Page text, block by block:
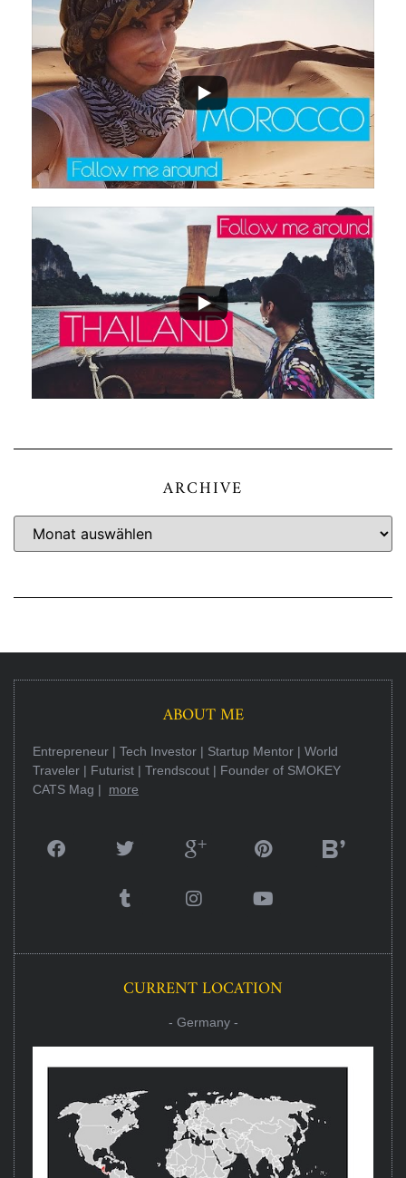
ARCHIVE
ABOUT ME
Entrepreneur | Tech Investor | Startup Mentor | World
Traveler | Futurist | Trendscout | Founder of SMOKEY
CATS Mag | more
CURRENT LOCATION
- Germany -